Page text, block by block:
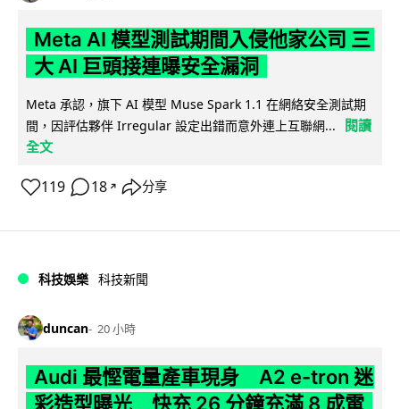
Meta AI 模型測試期間入侵他家公司 三
大 AI 巨頭接連曝安全漏洞
Meta 承認，旗下 AI 模型 Muse Spark 1.1 在網絡安全測試期
間，因評估夥伴 Irregular 設定出錯而意外連上互聯網...
閱讀
全文
119 18 ↗ 分享
科技娛樂 科技新聞
duncan 20 小時
Audi 最慳電量產車現身 A2 e-tron 迷
彩造型曝光 快充 26 分鐘充滿 8 成電